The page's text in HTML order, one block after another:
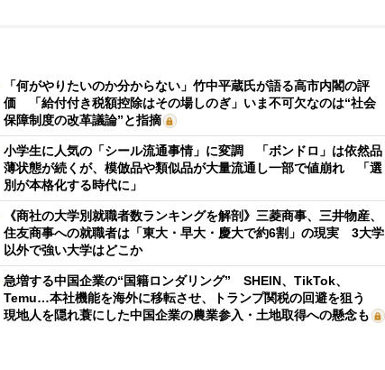
「何がやりたいのか分からない」竹中平蔵氏が語る高市内閣の評
価 「給付付き税額控除はその場しのぎ」いま不可欠なのは“社会
保障制度の改革議論”と指摘
小学生に人気の「シール流通事情」に変調 「ボンドロ」は依然品
薄状態が続くが、模倣品や類似品が大量流通し一部で値崩れ 「選
別が本格化する時代に」
《商社の大学別就職者数ランキングを解剖》三菱商事、三井物産、
住友商事への就職者は「東大・早大・慶大で約6割」の現実 3大学
以外で強い大学はどこか
急増する中国企業の“国籍ロンダリング” SHEIN、TikTok、
Temu…本社機能を海外に移転させ、トランプ関税の回避を狙う
現地人を隠れ蓑にした中国企業の農業参入・土地取得への懸念も